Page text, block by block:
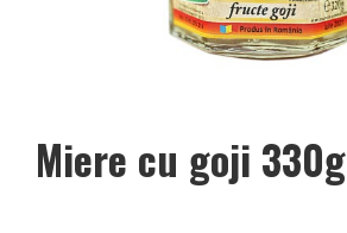
Miere cu goji 330g